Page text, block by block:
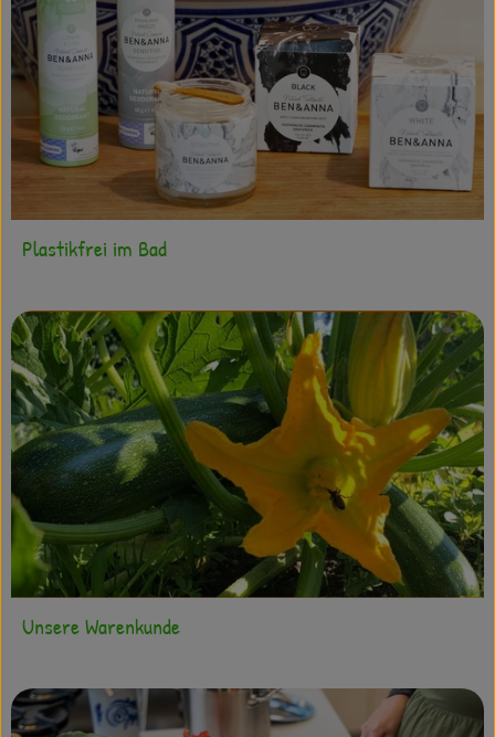
Plastikfrei im Bad
Unsere Warenkunde